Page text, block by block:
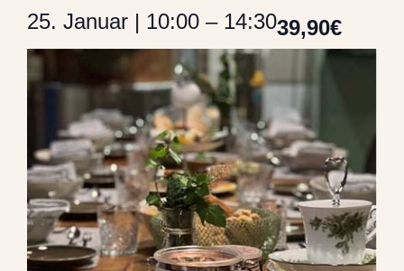
25. Januar | 10:00 – 14:3039,90€